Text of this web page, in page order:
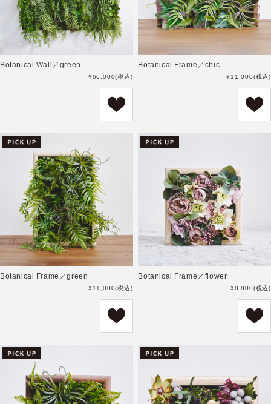
Botanical Wall／green
¥66,000(税込)
Botanical Frame／chic
¥11,000(税込)
Botanical Frame／green
¥11,000(税込)
Botanical Frame／flower
¥8,800(税込)